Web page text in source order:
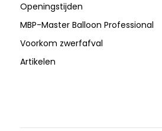
Openingstijden
MBP-Master Balloon Professional
Voorkom zwerfafval
Artikelen